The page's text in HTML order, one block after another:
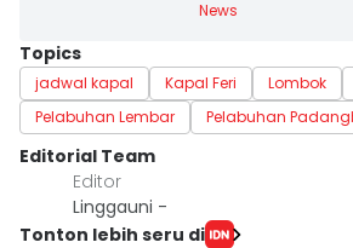
News
Topics
jadwal kapal Kapal Feri Lombok
Pelabuhan Lembar
Pelabuhan
Editorial Team
Editor
Linggauni -
Tonton lebih seru di